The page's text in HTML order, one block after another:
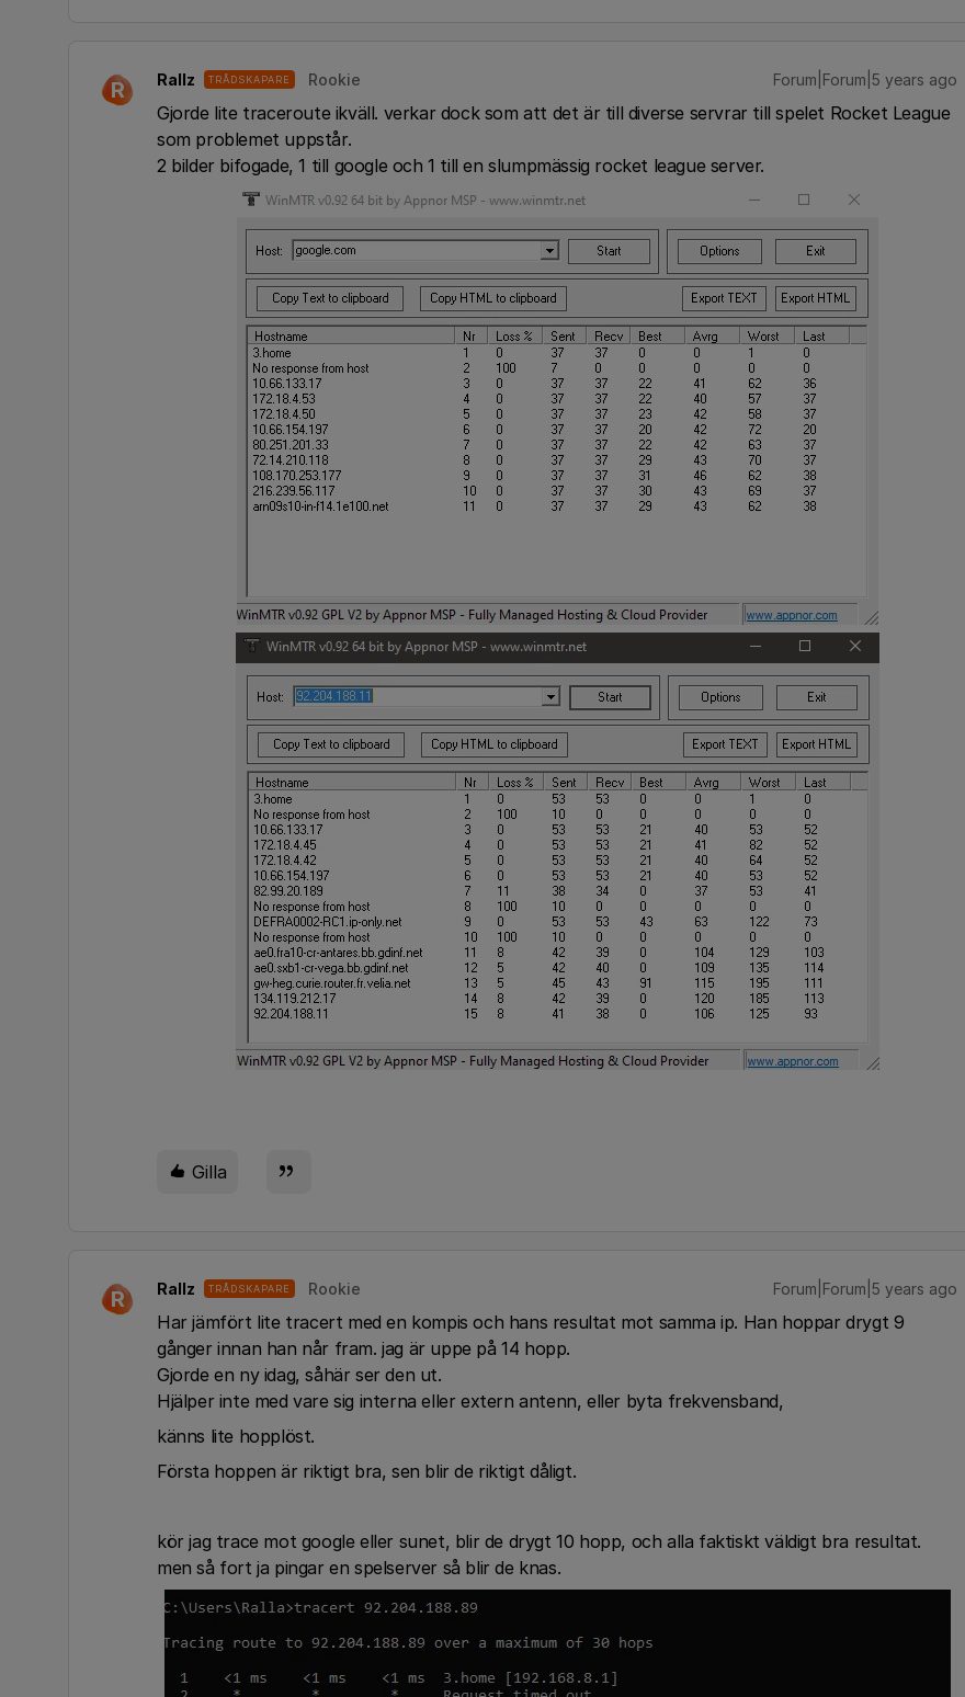
R Rallz TRÅDSKAPARE Rookie Forum|Forum|5 years ago
Gjorde lite traceroute ikväll. verkar dock som att det är till diverse servrar till spelet Rocket League
som problemet uppstår.
2 bilder bifogade, 1 till google och 1 till en slumpmässig rocket league server.
Gilla
R Rallz TRÅDSKAPARE Rookie Forum|Forum|5 years ago
Har jämfört lite tracert med en kompis och hans resultat mot samma ip. Han hoppar drygt 9
gånger innan han når fram. jag är uppe på 14 hopp.
Gjorde en ny idag, såhär ser den ut.
Hjälper inte med vare sig interna eller extern antenn, eller byta frekvensband,
känns lite hopplöst.
Första hoppen är riktigt bra, sen blir de riktigt dåligt.
kör jag trace mot google eller sunet, blir de drygt 10 hopp, och alla faktiskt väldigt bra resultat.
men så fort ja pingar en spelserver så blir de knas.